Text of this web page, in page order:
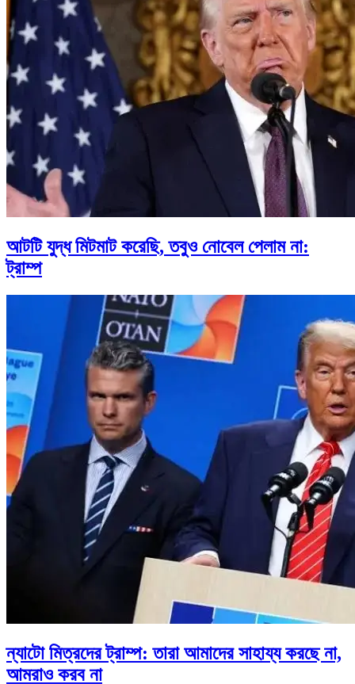
আটটি যুদ্ধ মিটমাট করেছি, তবুও নোবেল পেলাম না:
ট্রাম্প
ন্যাটো মিত্রদের ট্রাম্প: তারা আমাদের সাহায্য করছে না,
আমরাও করব না